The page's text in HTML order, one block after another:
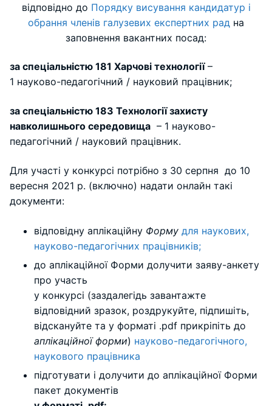
відповідно до Порядку висування кандидатур і
обрання членів галузевих експертних рад на
заповнення вакантних посад:
за спеціальністю 181 Харчові технології–
1 науково-педагогічний / науковий працівник;
за спеціальністю 183 Технології захисту
навколишнього середовища – 1 науково-
педагогічний / науковий працівник.
Для участі у конкурсі потрібно з 30 серпня до 10
вересня 2021 р. (включно) надати онлайн такі
документи:
відповідну аплікаційну Форму для наукових,
науково-педагогічних працівників;
до аплікаційної Форми долучити заяву-анкету
про участь
у конкурсі (заздалегідь завантажте
відповідний зразок, роздрукуйте, підпишіть,
відскануйте та у форматі .pdf прикріпіть до
аплікаційної форми) науково-педагогічного,
наукового працівника
підготувати і долучити до аплікаційної Форми
пакет документів